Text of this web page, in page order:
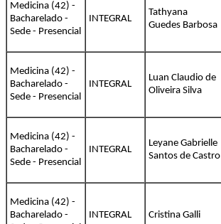
Medicina (42) -
Bacharelado -
Sede - Presencial
INTEGRAL
Tathyana
Guedes Barbosa
Medicina (42) -
Bacharelado -
Sede - Presencial
INTEGRAL
Luan Claudio de
Oliveira Silva
Medicina (42) -
Bacharelado -
Sede - Presencial
INTEGRAL
Leyane Gabrielle
Santos de Castro
Medicina (42) -
Bacharelado -
INTEGRAL Cristina Galli